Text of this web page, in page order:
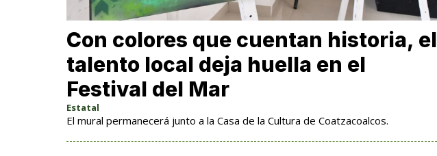
Con colores que cuentan historia, el
talento local deja huella en el
Festival del Mar
Estatal
El mural permanecerá junto a la Casa de la Cultura de Coatzacoalcos.